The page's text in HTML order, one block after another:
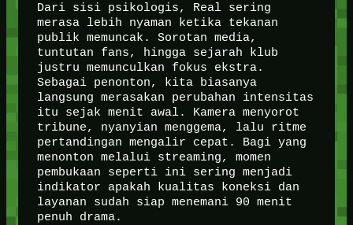
Dari sisi psikologis, Real sering
merasa lebih nyaman ketika tekanan
publik memuncak. Sorotan media,
tuntutan fans, hingga sejarah klub
justru memunculkan fokus ekstra.
Sebagai penonton, kita biasanya
langsung merasakan perubahan intensitas
itu sejak menit awal. Kamera menyorot
tribune, nyanyian menggema, lalu ritme
pertandingan mengalir cepat. Bagi yang
menonton melalui streaming, momen
pembukaan seperti ini sering menjadi
indikator apakah kualitas koneksi dan
layanan sudah siap menemani 90 menit
penuh drama.